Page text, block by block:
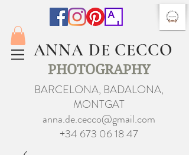
ANNA DE CECCO
PHOTOGRAPHY
BARCELONA, BADALONA,
MONTGAT
anna.de.cecco@gmail.com
+34 673 06 18 47